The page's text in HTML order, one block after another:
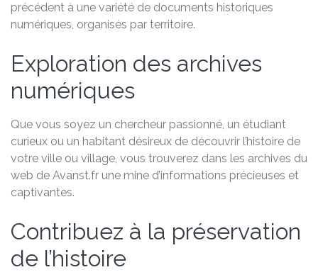
précédent à une variété de documents historiques
numériques, organisés par territoire.
Exploration des archives
numériques
Que vous soyez un chercheur passionné, un étudiant
curieux ou un habitant désireux de découvrir l’histoire de
votre ville ou village, vous trouverez dans les archives du
web de Avanst.fr une mine d’informations précieuses et
captivantes.
Contribuez à la préservation
de l’histoire